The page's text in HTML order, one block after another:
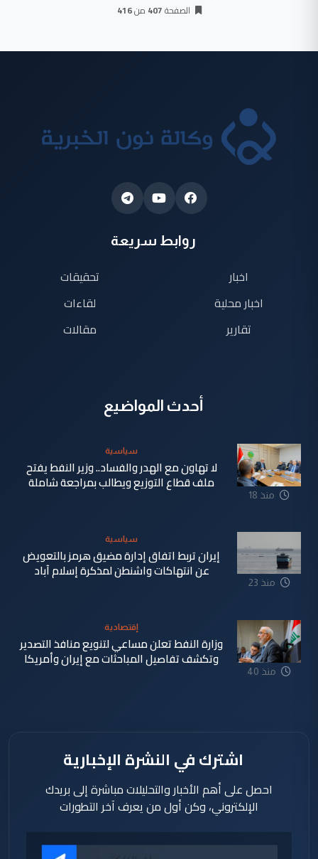
الصفحة407 من416
روابط سريعة
اخبار
اخبار محلية
تقارير
تحقيقات
لقاءات
مقالات
أحدث المواضيع
منذ 18
سياسية
لا تهاون مع الهدر والفساد.. وزير النفط يفتح
ملف قطاع التوزيع ويطالب بمراجعة شاملة
منذ 23
سياسية
إيران تربط اتفاق إدارة مضيق هرمز بالتعويض
عن انتهاكات واشنطن لمذكرة إسلام آباد
منذ 40
إقتصادية
وزارة النفط تعلن مساعي لتنويع منافذ التصدير
وتكشف تفاصيل المباحثات مع إيران وأمريكا
اشترك في النشرة الإخبارية
احصل على أهم الأخبار والتحليلات مباشرة إلى بريدك
الإلكتروني، وكن أول من يعرف آخر التطورات